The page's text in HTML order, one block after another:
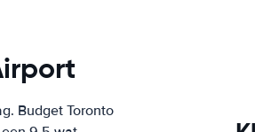
Budget Toronto